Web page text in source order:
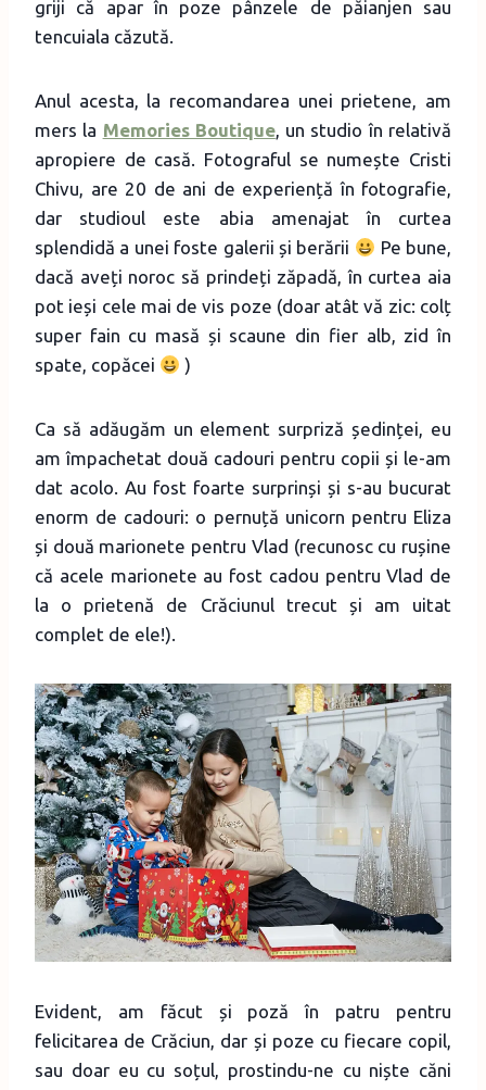
griji că apar în poze pânzele de păianjen sau
tencuiala căzută.
Anul acesta, la recomandarea unei prietene, am
mers la Memories Boutique, un studio în relativă
apropiere de casă. Fotograful se numește Cristi
Chivu, are 20 de ani de experiență în fotografie,
dar studioul este abia amenajat în curtea
splendidă a unei foste galerii și berării
Pe bune,
dacă aveți noroc să prindeți zăpadă, în curtea aia
pot ieși cele mai de vis poze (doar atât vă zic: colț
super fain cu masă și scaune din fier alb, zid în
spate, copăcei
)
Ca să adăugăm un element surpriză ședinței, eu
am împachetat două cadouri pentru copii și le-am
dat acolo. Au fost foarte surprinși și s-au bucurat
enorm de cadouri: o pernuță unicorn pentru Eliza
și două marionete pentru Vlad (recunosc cu rușine
că acele marionete au fost cadou pentru Vlad de
la o prietenă de Crăciunul trecut și am uitat
complet de ele!).
Evident, am făcut și poză în patru pentru
felicitarea de Crăciun, dar și poze cu fiecare copil,
sau doar eu cu soțul, prostindu-ne cu niște căni